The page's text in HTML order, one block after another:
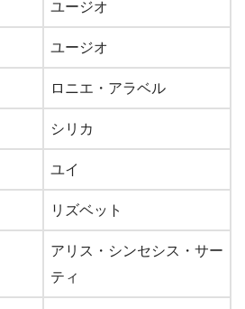
ユージオ
ユージオ
ロニエ・アラベル
シリカ
ユイ
リズベット
アリス・シンセシス・サー
ティ